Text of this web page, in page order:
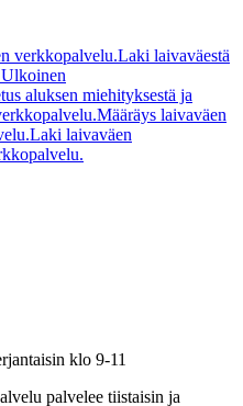
verkkopalvelu.Laki laivaväestä
Ulkoinen
aluksen miehityksestä ja
Määräys laivaväen
Laki laivaväen
klo 9-11
palvelee tiistaisin ja